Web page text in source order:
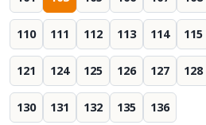
110 111 112 113 114 115
121 124 125 126 127 128
130 131 132 135 136